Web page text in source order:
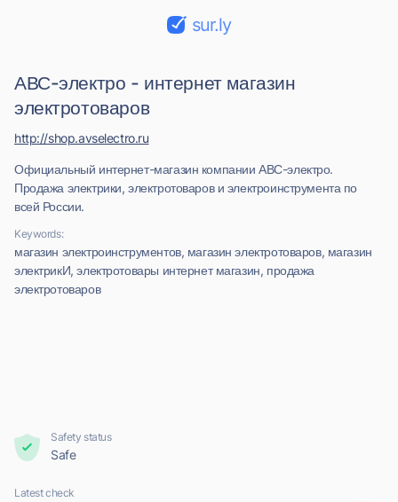
sur.ly
АВС-электро - интернет магазин
электротоваров
Официальный интернет-магазин компании АВС-электро.
Продажа электрики, электротоваров и электроинструмента по
всей России.
Keywords:
магазин электроинструментов, магазин электротоваров, магазин
электрикИ, электротовары интернет магазин, продажа
электротоваров
http://shop.avselectro.ru
Safety status
Safe
Latest check